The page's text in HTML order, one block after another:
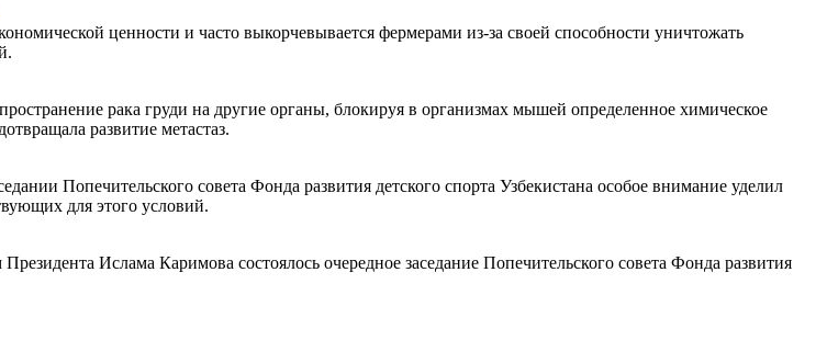
ценности и часто выкорчевывается фермерами из-за своей способности уничтожать
рака груди на другие органы, блокируя в организмах мышей определенное химическое
развитие метастаз.
Попечительского совета Фонда развития детского спорта Узбекистана особое внимание уделил
для этого условий.
Ислама Каримова состоялось очередное заседание Попечительского совета Фонда развития